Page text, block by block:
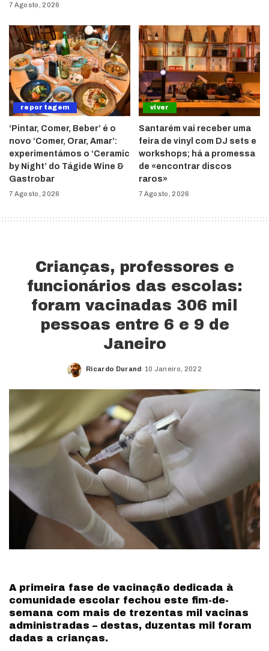
7 Agosto, 2026
reportagem
‘Pintar, Comer, Beber’ é o
novo ‘Comer, Orar, Amar’:
experimentámos o ‘Ceramic
by Night’ do Tágide Wine &
Gastrobar
7 Agosto, 2026
viver
Santarém vai receber uma
feira de vinyl com DJ sets e
workshops; há a promessa
de «encontrar discos
raros»
7 Agosto, 2026
Crianças, professores e
funcionários das escolas:
foram vacinadas 306 mil
pessoas entre 6 e 9 de
Janeiro
Posted
Ricardo Durand 10 Janeiro, 2022
A primeira fase de vacinação dedicada à
comunidade escolar fechou este fim-de-
semana com mais de trezentas mil vacinas
administradas – destas, duzentas mil foram
dadas a crianças.